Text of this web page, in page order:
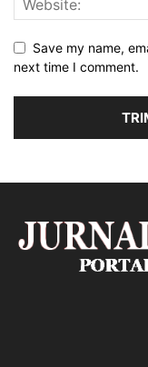
Save my name,
next time I comment.